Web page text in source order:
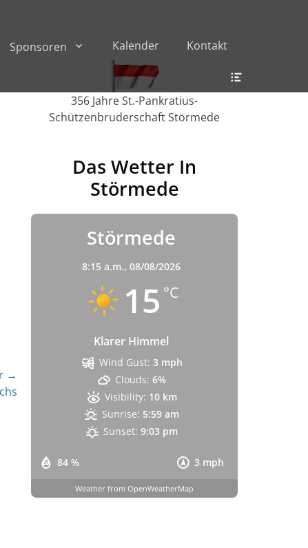
Sponsoren Kalender Kontakt
→
356 Jahre St.-Pankratius-
Schützenbruderschaft Störmede
Das Wetter In
Störmede
Störmede
8:15 a.m., 08/08/2026
15 °C
Klarer Himmel
84 % 3 mph
Wind Gust: 3 mph
Clouds: 6%
Visibility: 10 km
Sunrise: 5:59 am
Sunset: 9:03 pm
Weather from OpenWeatherMap